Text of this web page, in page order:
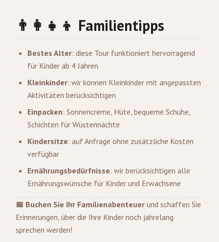
👨‍👩‍👧‍👦 Familientipps
Bestes Alter: diese Tour funktioniert hervorragend
für Kinder ab 4 Jahren
Kleinkinder: wir können Kleinkinder mit angepassten
Aktivitäten berücksichtigen
Einpacken: Sonnencreme, Hüte, bequeme Schuhe,
Schichten für Wüstennächte
Kindersitze: auf Anfrage ohne zusätzliche Kosten
verfügbar
Ernährungsbedürfnisse: wir berücksichtigen alle
Ernährungswünsche für Kinder und Erwachsene
📅 Buchen Sie Ihr Familienabenteuer und schaffen Sie
Erinnerungen, über die Ihre Kinder noch jahrelang
sprechen werden!